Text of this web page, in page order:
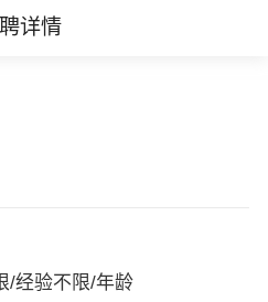
详情
/经验不限/年龄